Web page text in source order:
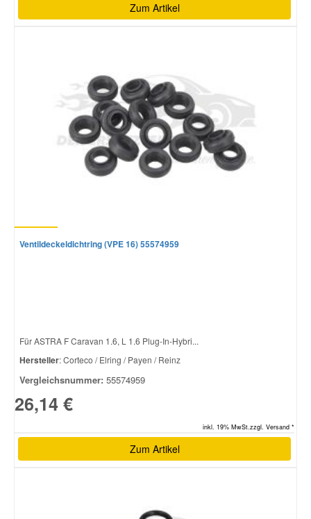
Zum Artikel
Ventildeckeldichtring (VPE 16) 55574959
Für ASTRA F Caravan 1.6, L 1.6 Plug-In-Hybri...
Hersteller: Corteco / Elring / Payen / Reinz
Vergleichsnummer: 55574959
26,14 €
inkl. 19% MwSt.zzgl. Versand *
Zum Artikel